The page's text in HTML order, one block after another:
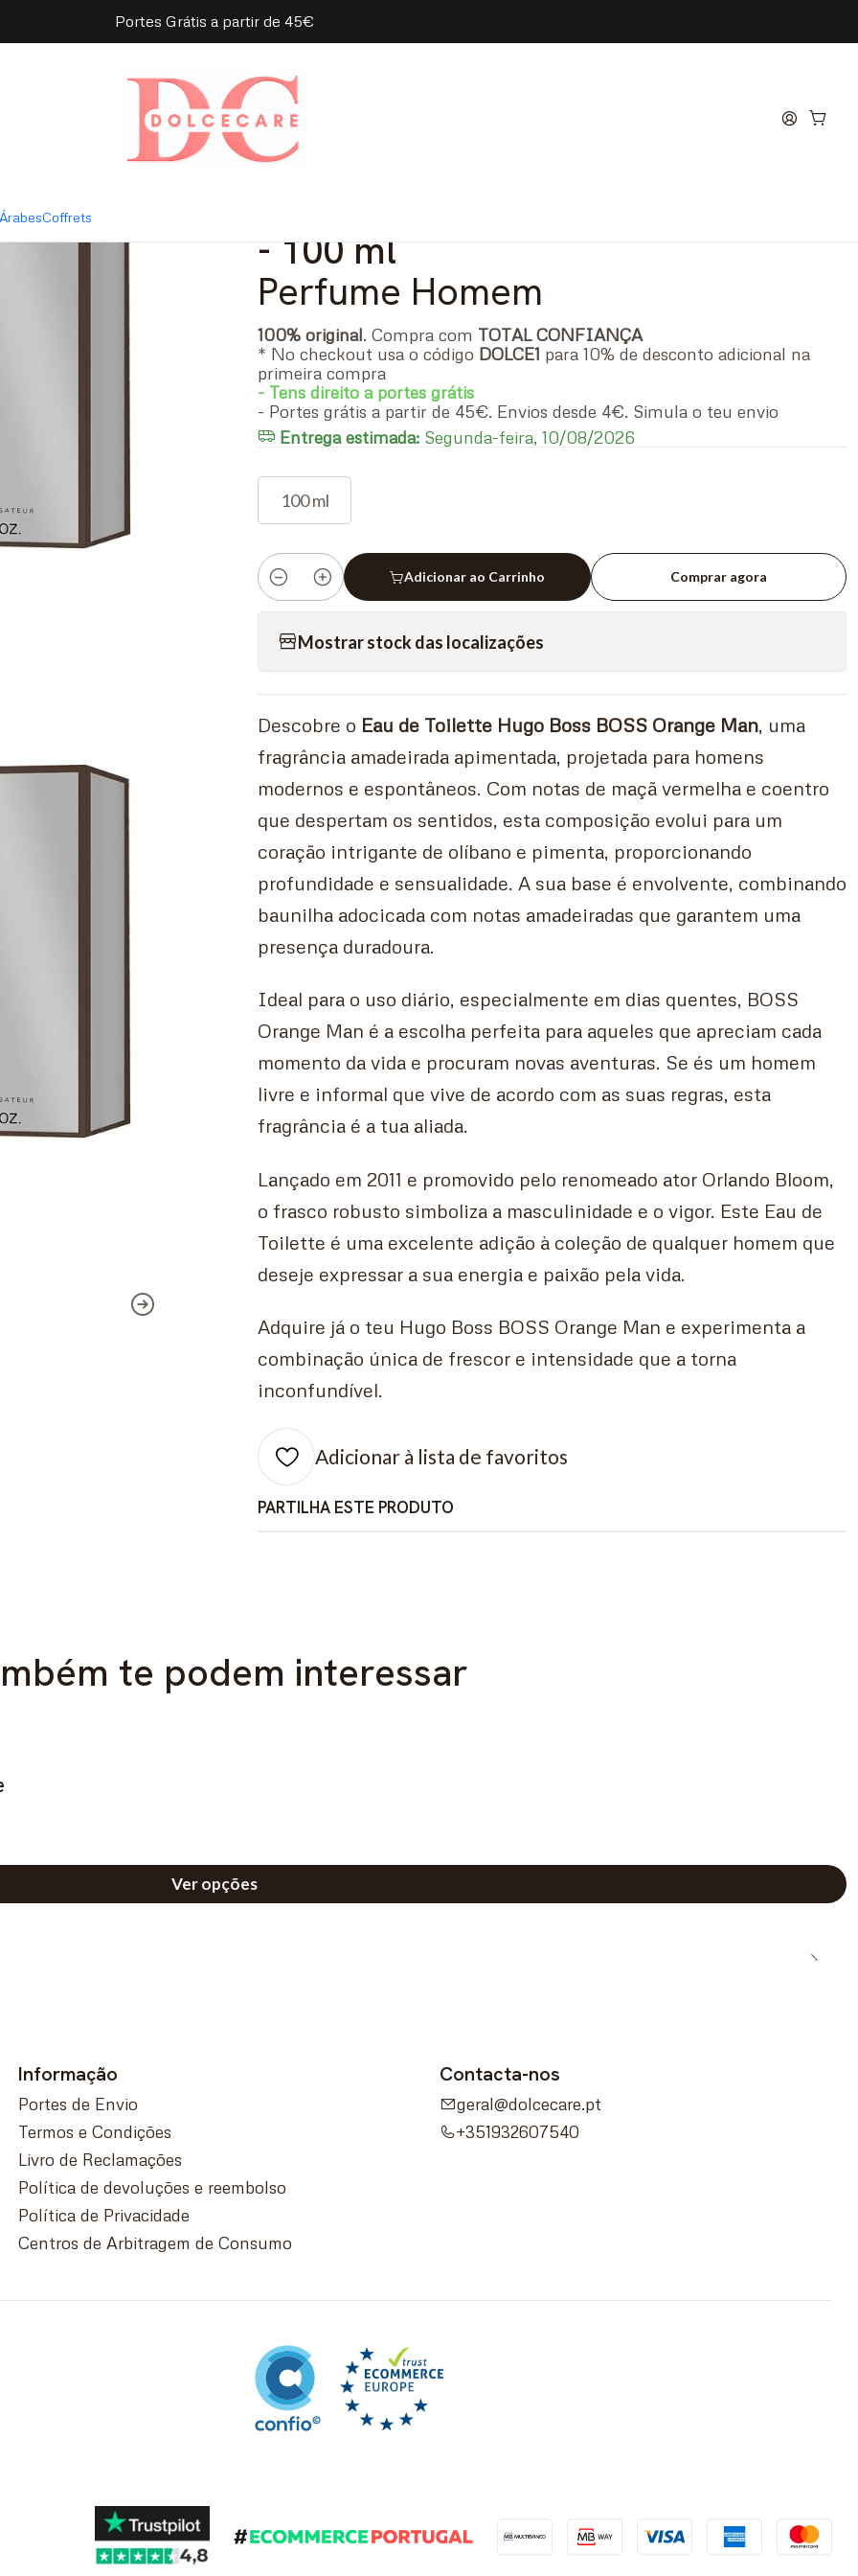
Coffrets
Portes Grátis a partir de 45€
for Man Eau de Toilette
|
Hugo Boss Orange for Man Eau de
- 100 ml
Perfume Homem
100% original. Compra com TOTAL CONFIANÇA
* No checkout usa o código DOLCE1 para 10% de desconto adicional na
primeira compra
- Tens direito a portes grátis
- Portes grátis a partir de 45€. Envios desde 4€. Simula o teu envio
Entrega estimada: Segunda-feira, 10/08/2026
100 ml
Quantidade
Adicionar ao Carrinho Comprar agora
Mostrar stock das localizações
Descobre o Eau de Toilette Hugo Boss BOSS Orange Man , uma
fragrância amadeirada apimentada, projetada para homens
modernos e espontâneos. Com notas de maçã vermelha e coentro
que despertam os sentidos, esta composição evolui para um
coração intrigante de olíbano e pimenta, proporcionando
profundidade e sensualidade. A sua base é envolvente, combinando
baunilha adocicada com notas amadeiradas que garantem uma
presença duradoura.
Ideal para o uso diário, especialmente em dias quentes, BOSS
Orange Man é a escolha perfeita para aqueles que apreciam cada
momento da vida e procuram novas aventuras. Se és um homem
livre e informal que vive de acordo com as suas regras, esta
fragrância é a tua aliada.
Lançado em 2011 e promovido pelo renomeado ator Orlando Bloom,
o frasco robusto simboliza a masculinidade e o vigor. Este Eau de
Toilette é uma excelente adição à coleção de qualquer homem que
deseje expressar a sua energia e paixão pela vida.
Adquire já o teu Hugo Boss BOSS Orange Man e experimenta a
combinação única de frescor e intensidade que a torna
inconfundível.
Adicionar à lista de favoritos
PARTILHA ESTE PRODUTO
te podem interessar
Ver opções
Informação
Portes de Envio
Termos e Condições
Livro de Reclamações
Política de devoluções e reembolso
Política de Privacidade
Centros de Arbitragem de Consumo
Contacta-nos
geral@dolcecare.pt
+351932607540